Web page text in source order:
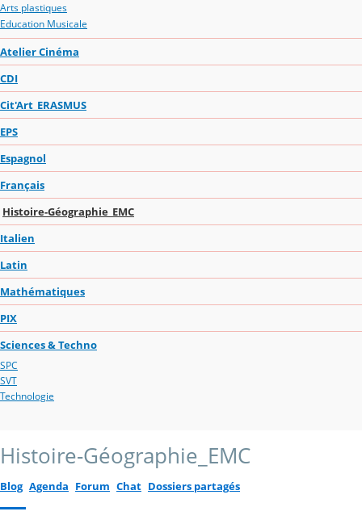
Arts plastiques
Education Musicale
Atelier Cinéma
CDI
Cit'Art_ERASMUS
EPS
Espagnol
Français
Histoire-Géographie_EMC
Italien
Latin
Mathématiques
PIX
Sciences & Techno
SPC
SVT
Technologie
Histoire-Géographie_EMC
Blog Agenda Forum Chat Dossiers partagés